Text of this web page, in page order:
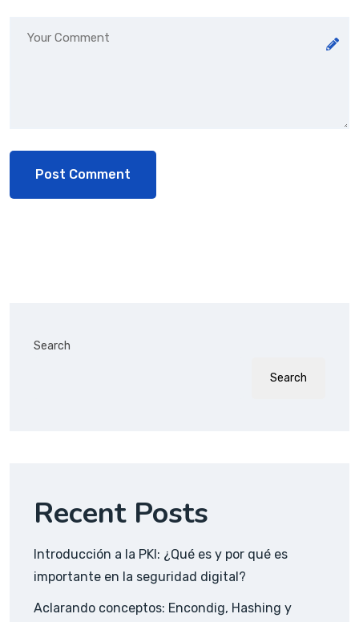
Search
Search
Recent Posts
Introducción a la PKI: ¿Qué es y por qué es
importante en la seguridad digital?
Aclarando conceptos: Encondig, Hashing y